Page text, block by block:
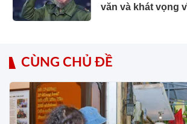
văn và khát vọng
CÙNG CHỦ ĐỀ